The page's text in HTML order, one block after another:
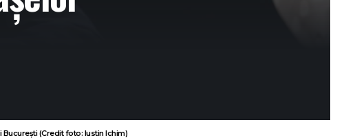
(Credit foto: Iustin Ichim)